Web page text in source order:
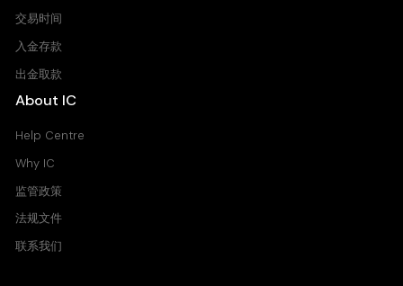
交易时间
入金存款
出金取款
About IC
Help Centre
Why IC
监管政策
法规文件
联系我们